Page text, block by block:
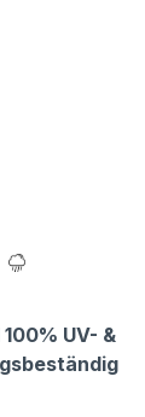
UV- &